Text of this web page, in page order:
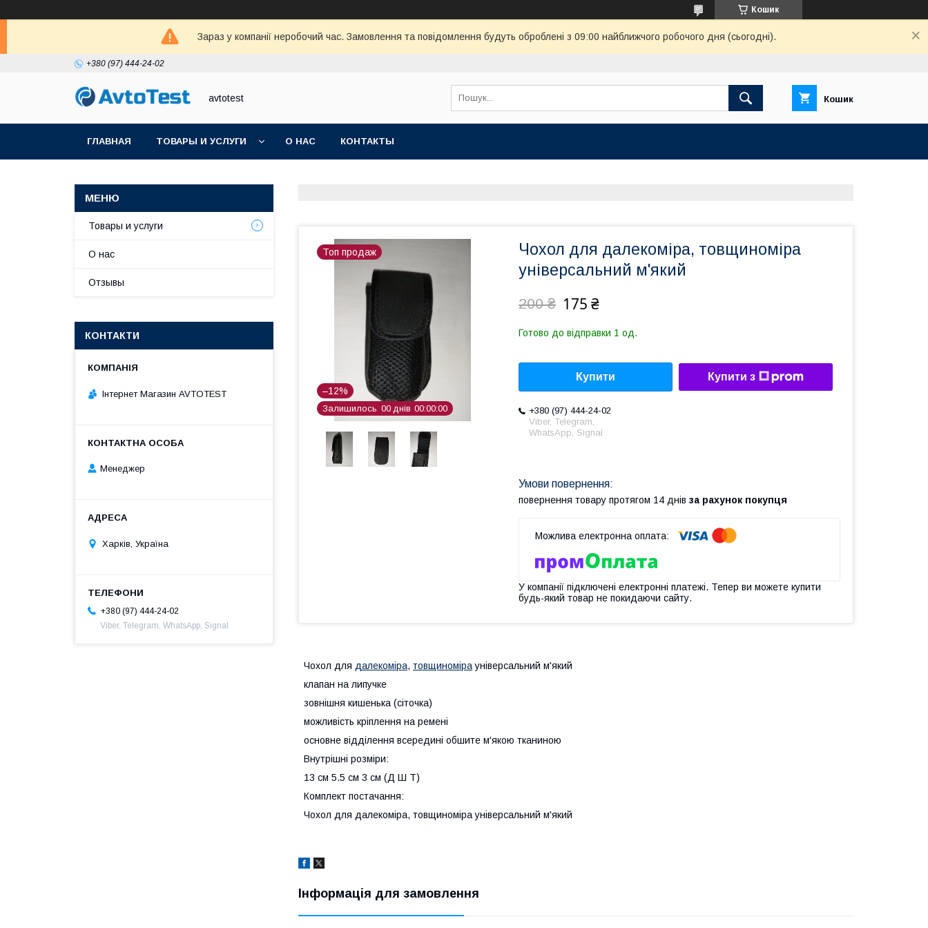
Кошик
Зараз у компанії неробочий час. Замовлення та повідомлення будуть оброблені з 09:00 найближчого робочого дня (сьогодні).
+380 (97) 444-24-02
avtotest Кошик
ГЛАВНАЯ ТОВАРЫ И УСЛУГИ О НАС КОНТАКТЫ
Топ продаж
–12%
Залишилось 00 днів 00 00 00
Чохол для далекоміра, товщиноміра
універсальний м'який
200 ₴ 175 ₴
Готово до відправки 1 од.
Купити Купити з
+380 (97) 444-24-02
Viber, Telegram,
WhatsApp, Signal
повернення товару протягом 14 днів за рахунок покупця
У компанії підключені електронні платежі. Тепер ви можете купити
будь-який товар не покидаючи сайту.
Чохол для далекоміра, товщиномірауніверсальний м'який
клапан на липучке
зовнішня кишенька (сіточка)
можливість кріплення на ремені
основне відділення всередині обшите м'якою тканиною
Внутрішні розміри:
13 см 5.5 см 3 см (Д Ш Т)
Комплект постачання:
Чохол для далекоміра, товщиноміра універсальний м'який
Інформація для замовлення
Товары и услуги
О нас
Отзывы
КОНТАКТИ
Інтернет Магазин AVTOTEST
Менеджер
Харків, Україна
+380 (97) 444-24-02
Viber, Telegram, WhatsApp, Signal